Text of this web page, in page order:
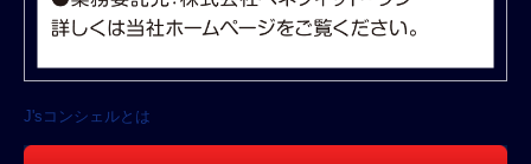
J'sコンシェルとは